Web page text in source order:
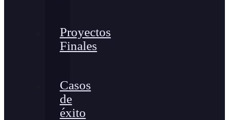
Proyectos
Finales
Casos
de
éxito